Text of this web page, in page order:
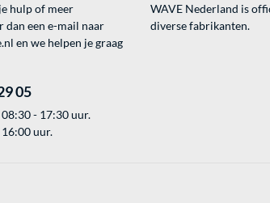
hulp of meer
dan een e-mail naar
en we helpen je graag
WAVE Nederland is
diverse fabrikanten.
05
- 17:30 uur.
uur.